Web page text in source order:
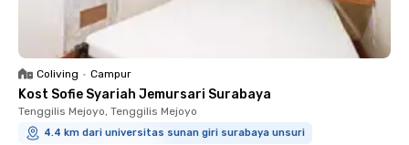
Coliving • Campur
Kost Sofie Syariah Jemursari Surabaya
Tenggilis Mejoyo, Tenggilis Mejoyo
4.4 km dari universitas sunan giri surabaya unsuri